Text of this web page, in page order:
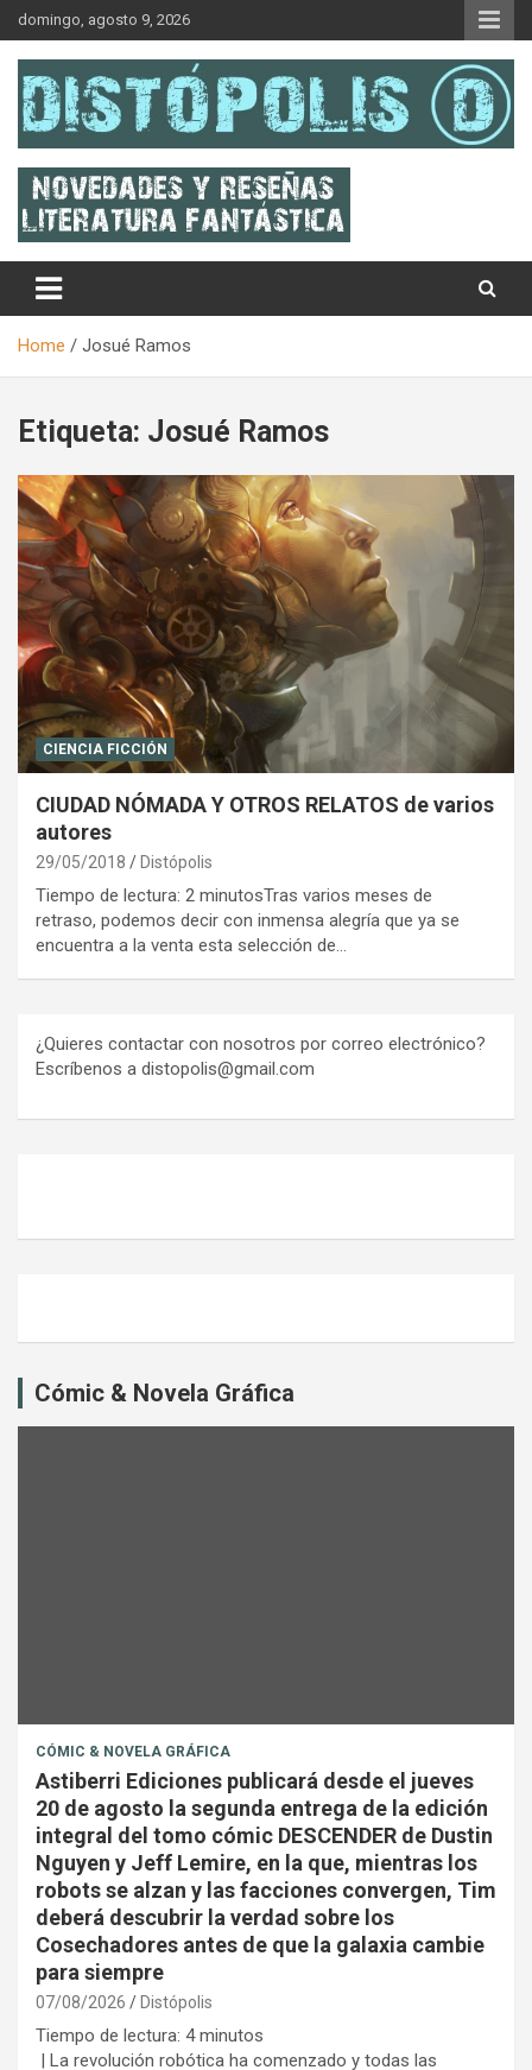
Skip
to
content
domingo, agosto 9, 2026
Distópolis
Home Josué Ramos
Etiqueta: Josué Ramos
CIENCIA FICCIÓN
CIUDAD NÓMADA Y OTROS RELATOS de varios
autores
29/05/2018 Distópolis
Tiempo de lectura: 2 minutosTras varios meses de
retraso, podemos decir con inmensa alegría que ya se
encuentra a la venta esta selección de…
¿Quieres contactar con nosotros por correo electrónico?
Escríbenos a distopolis@gmail.com
Cómic & Novela Gráfica
CÓMIC & NOVELA GRÁFICA
Astiberri Ediciones publicará desde el jueves
20 de agosto la segunda entrega de la edición
integral del tomo cómic DESCENDER de Dustin
Nguyen y Jeff Lemire, en la que, mientras los
robots se alzan y las facciones convergen, Tim
deberá descubrir la verdad sobre los
Cosechadores antes de que la galaxia cambie
para siempre
07/08/2026 Distópolis
Tiempo de lectura: 4 minutos
| La revolución robótica ha comenzado y todas las